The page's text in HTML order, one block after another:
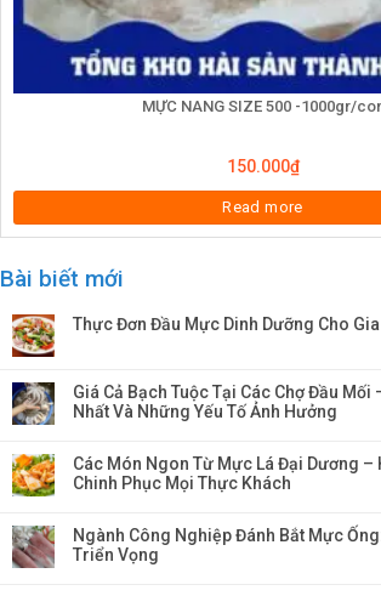
MỰC NANG SIZE 500 -1000gr/
150.000₫
Read more
Bài biết mới
Thực Đơn Đầu Mực Dinh Dưỡng Cho
Giá Cả Bạch Tuộc Tại Các Chợ Đầu Mối
Nhất Và Những Yếu Tố Ảnh Hưởng
Các Món Ngon Từ Mực Lá Đại Dương –
Chinh Phục Mọi Thực Khách
Ngành Công Nghiệp Đánh Bắt Mực
Triển Vọng